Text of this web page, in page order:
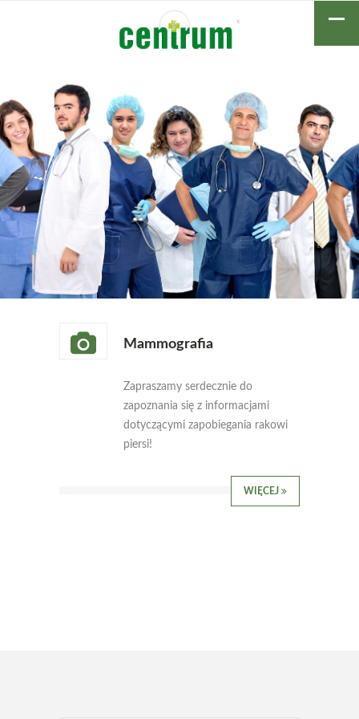
Mammografia
Zapraszamy serdecznie do
zapoznania się z informacjami
dotyczącymi zapobiegania rakowi
piersi!
WIĘCEJ